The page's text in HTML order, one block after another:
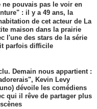
ne pouvais pas le voir en
: il y a 49 ans, la
de cet acteur de La
maison dans la prairie
l'une des stars de la série
parfois difficile
Demain nous appartient :
Kevin Levy
dévoile les comédiens
qui il rêve de partager plus